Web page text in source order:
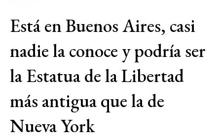
Está en Buenos Aires, casi
nadie la conoce y podría ser
la Estatua de la Libertad
más antigua que la de
Nueva York